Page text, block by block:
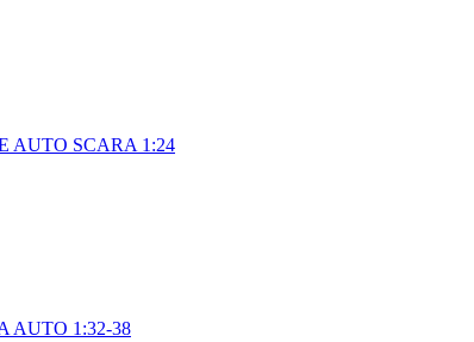
AUTO SCARA 1:24
AUTO 1:32-38